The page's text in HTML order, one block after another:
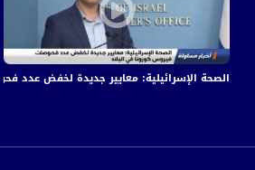
الصحة الإسرائيلية: معايير جديدة لخفض عدد
وقفة تضامنية مع حي الشيخ جراح المهدد بالإخلاء